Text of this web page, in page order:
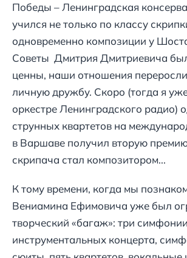
Победы – Ленинградская
учился не только по классу
одновременно композиции у
Советы Дмитрия Дмитриевича
ценны, наши отношения
личную дружбу. Скоро (тогда я
оркестре Ленинградского радио)
струнных квартетов на
в Варшаве получил вторую
скрипача стал композитором...
К тому времени, когда мы
Вениамина Ефимовича уже был
творческий «багаж»: три
инструментальных концерта,